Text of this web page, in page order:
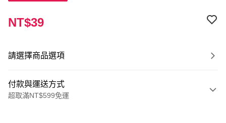
NT$39
請選擇商品選項
付款與運送方式
超取滿NT$599免運